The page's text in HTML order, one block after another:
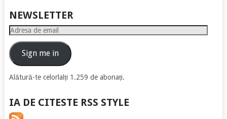
NEWSLETTER
Adresa
emailSign me in
Alătură-te celorlalți 1.259 de abonați.
IA DE CITESTE RSS STYLE